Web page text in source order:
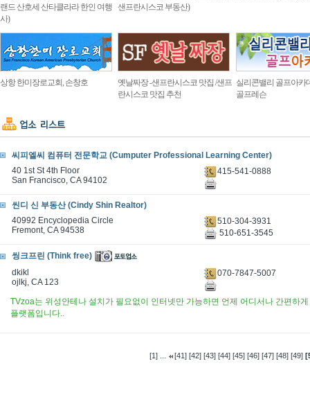
랜드 산호세 산타클라라 한인 여행
사)
샌프란시스코 부동산)
상항 한미장로교회, 손창호
옛날짜장 -샌프란시스코 맛집 /샌프
란시스코 맛집 추천
실리콘밸리 골프아카
골프레슨
씨피엘씨 컴퓨터 전문학교 (Cumputer Professional Learning Center)
40 1st St 4th Floor
San Francisco, CA 94102
415-541-0888
씬디 신 부동산 (Cindy Shin Realtor)
40992 Encyclopedia Circle
Fremont, CA 94538
510-304-3931
510-651-3545
씽크프린 (Think free)
dkikl
ojlkj, CA 123
070-7847-5007
TVzoa는 위성안테나 설치가 필요없이 인터넷만 가능하면 언제 어디서나 간편하
플랫폼입니다..
[1] ... [41] [42] [43] [44] [45] [46] [47] [48] [49]